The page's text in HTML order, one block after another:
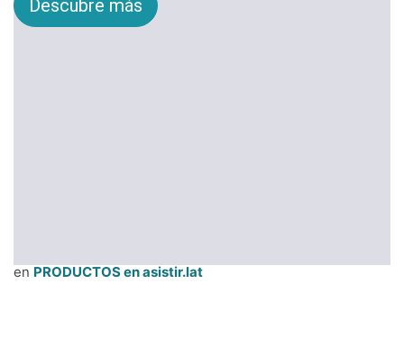
Descubre más
en PRODUCTOS en asistir.lat